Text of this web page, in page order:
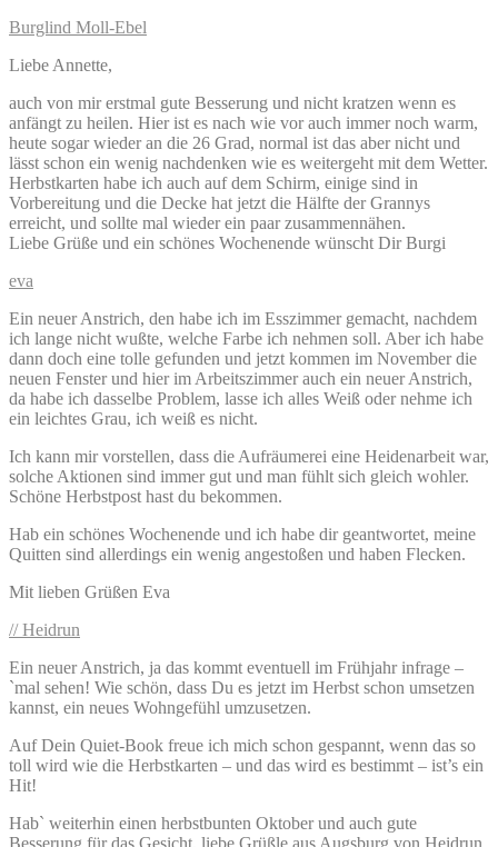
Burglind Moll-Ebel
Liebe Annette,
auch von mir erstmal gute Besserung und nicht kratzen wenn es
anfängt zu heilen. Hier ist es nach wie vor auch immer noch warm,
heute sogar wieder an die 26 Grad, normal ist das aber nicht und
lässt schon ein wenig nachdenken wie es weitergeht mit dem Wetter.
Herbstkarten habe ich auch auf dem Schirm, einige sind in
Vorbereitung und die Decke hat jetzt die Hälfte der Grannys
erreicht, und sollte mal wieder ein paar zusammennähen.
Liebe Grüße und ein schönes Wochenende wünscht Dir Burgi
eva
Ein neuer Anstrich, den habe ich im Esszimmer gemacht, nachdem
ich lange nicht wußte, welche Farbe ich nehmen soll. Aber ich habe
dann doch eine tolle gefunden und jetzt kommen im November die
neuen Fenster und hier im Arbeitszimmer auch ein neuer Anstrich,
da habe ich dasselbe Problem, lasse ich alles Weiß oder nehme ich
ein leichtes Grau, ich weiß es nicht.
Ich kann mir vorstellen, dass die Aufräumerei eine Heidenarbeit war,
solche Aktionen sind immer gut und man fühlt sich gleich wohler.
Schöne Herbstpost hast du bekommen.
Hab ein schönes Wochenende und ich habe dir geantwortet, meine
Quitten sind allerdings ein wenig angestoßen und haben Flecken.
Mit lieben Grüßen Eva
// Heidrun
Ein neuer Anstrich, ja das kommt eventuell im Frühjahr infrage –
ˋmal sehen! Wie schön, dass Du es jetzt im Herbst schon umsetzen
kannst, ein neues Wohngefühl umzusetzen.
Auf Dein Quiet-Book freue ich mich schon gespannt, wenn das so
toll wird wie die Herbstkarten – und das wird es bestimmt – ist’s ein
Hit!
Habˋ weiterhin einen herbstbunten Oktober und auch gute
Besserung für das Gesicht, liebe Grüßle aus Augsburg von Heidrun